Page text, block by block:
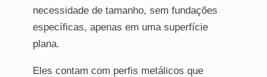
necessidade de tamanho, sem fundações
específicas, apenas em uma superfície
plana.
Eles contam com perfis metálicos que